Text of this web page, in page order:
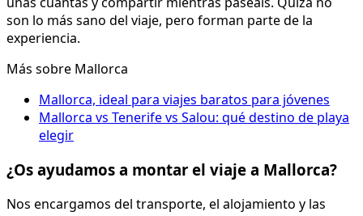
son lo más sano del viaje, pero forman parte de la
experiencia.
Más sobre Mallorca
Mallorca, ideal para viajes baratos para jóvenes
Mallorca vs Tenerife vs Salou: qué destino de playa
elegir
¿Os ayudamos a montar el viaje a Mallorca?
Nos encargamos del transporte, el alojamiento y las